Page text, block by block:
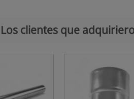
Los clientes que